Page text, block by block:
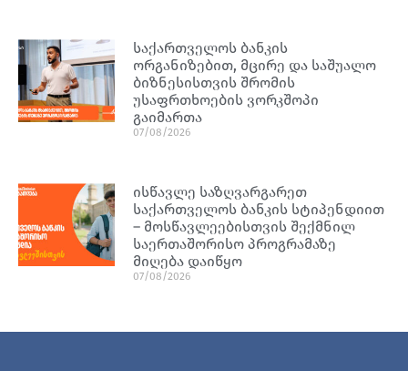
საქართველოს ბანკის
ორგანიზებით, მცირე და საშუალო
ბიზნესისთვის შრომის
უსაფრთხოების ვორკშოპი
გაიმართა
07/08/2026
ისწავლე საზღვარგარეთ
საქართველოს ბანკის სტიპენდიით
– მოსწავლეებისთვის შექმნილ
საერთაშორისო პროგრამაზე
მიღება დაიწყო
07/08/2026